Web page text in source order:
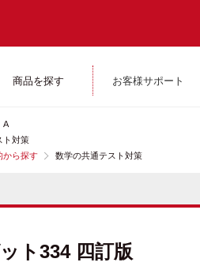
商品を探す お客様サポート
A
ト対策
から探す 数学の共通テスト対策
ト334 四訂版